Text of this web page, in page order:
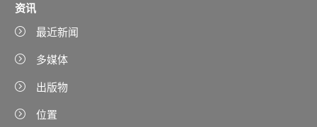
资讯
最近新闻
多媒体
出版物
位置